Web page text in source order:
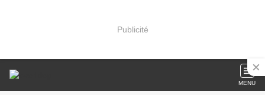
Publicité
MENU